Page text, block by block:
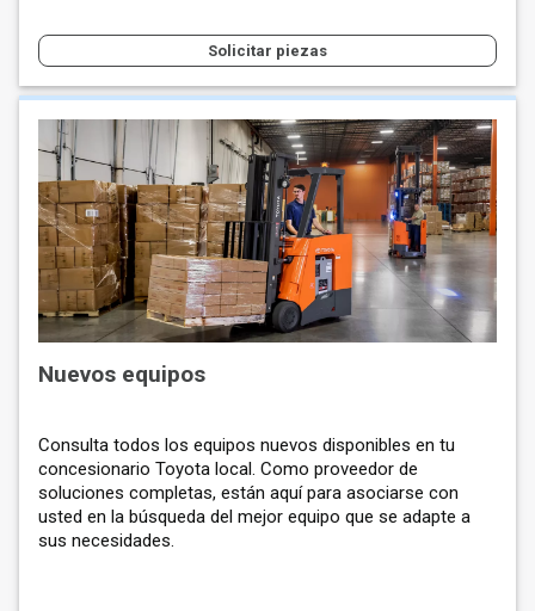
Solicitar piezas
Nuevos equipos
Consulta todos los equipos nuevos disponibles en tu
concesionario Toyota local. Como proveedor de
soluciones completas, están aquí para asociarse con
usted en la búsqueda del mejor equipo que se adapte a
sus necesidades.